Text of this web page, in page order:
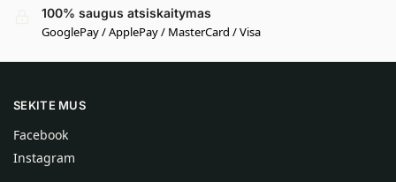
100% saugus atsiskaitymas
GooglePay / ApplePay / MasterCard / Visa
SEKITE MUS
Facebook
Instagram